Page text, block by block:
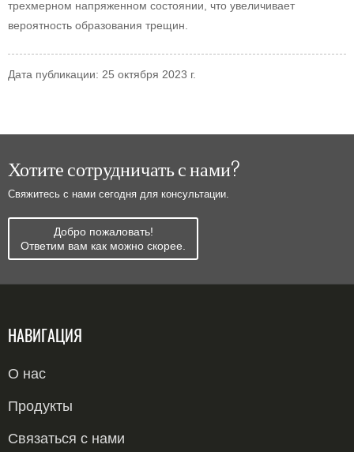
трехмерном напряженном состоянии, что увеличивает
вероятность образования трещин.
Дата публикации: 25 октября 2023 г.
Хотите сотрудничать с нами?
Свяжитесь с нами сегодня для консультации.
Добро пожаловать!
Ответим вам как можно скорее.
НАВИГАЦИЯ
О нас
Продукты
Связаться с нами